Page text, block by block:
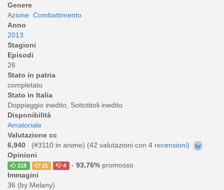
Genere
Azione Combattimento
Anno
2013
Stagioni
Episodi
26
Stato in patria
completato
Stato in Italia
Doppiaggio inedito, Sottotitoli inedito
Disponibilità
Amatoriale
Valutazione cc
6,940
(#3110 in anime) (42 valutazioni con 4 recensioni)
Opinioni
218 21 4 - 93,76%promosso
Immagini
36 (by Melany)